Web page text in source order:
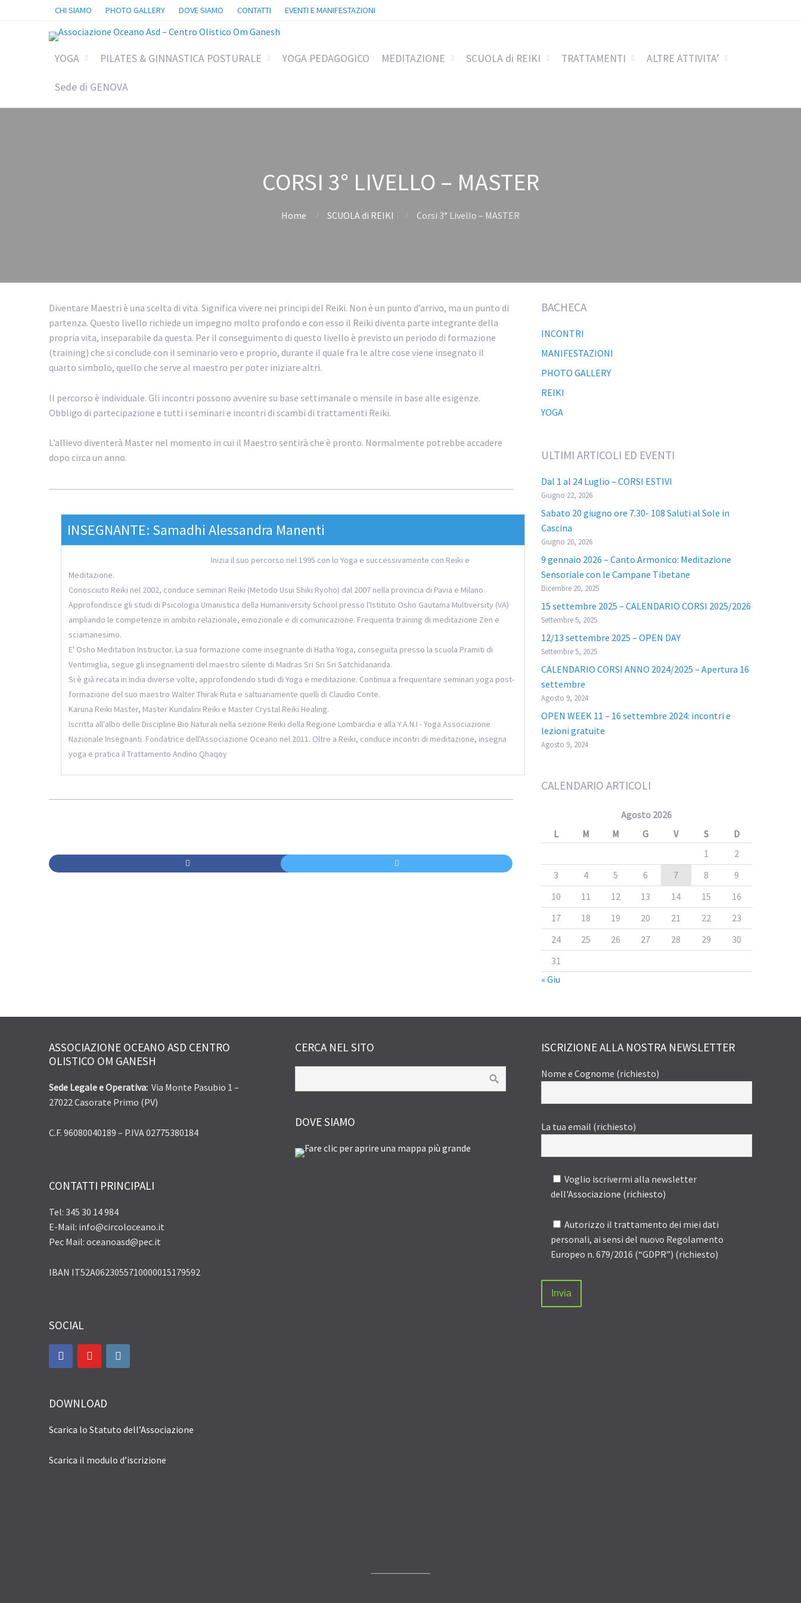
CHI SIAMO PHOTO GALLERY DOVE SIAMO CONTATTI EVENTI E MANIFESTAZIONI
YOGA PILATES & GINNASTICA POSTURALE YOGA PEDAGOGICO MEDITAZIONE SCUOLA di REIKI TRATTAMENTI ALTRE ATTIVITA’
Sede di GENOVA
CORSI 3° LIVELLO – MASTER
Home SCUOLA di REIKI Corsi 3° Livello – MASTER
Diventare Maestri è una scelta di vita. Significa vivere nei principi del Reiki. Non è un punto d’arrivo, ma un punto di
partenza. Questo livello richiede un impegno molto profondo e con esso il Reiki diventa parte integrante della
propria vita, inseparabile da questa. Per il conseguimento di questo livello è previsto un periodo di formazione
(training) che si conclude con il seminario vero e proprio, durante il quale fra le altre cose viene insegnato il
quarto simbolo, quello che serve al maestro per poter iniziare altri.
Il percorso è individuale. Gli incontri possono avvenire su base settimanale o mensile in base alle esigenze.
Obbligo di partecipazione e tutti i seminari e incontri di scambi di trattamenti Reiki.
L’allievo diventerà Master nel momento in cui il Maestro sentirà che è pronto. Normalmente potrebbe accadere
dopo circa un anno.
INSEGNANTE: Samadhi Alessandra Manenti
Inizia il suo percorso nel 1995 con lo Yoga e successivamente con Reiki e
Meditazione.
Conosciuto Reiki nel 2002, conduce seminari Reiki (Metodo Usui Shiki Ryoho) dal 2007 nella provincia di Pavia e Milano.
Approfondisce gli studi di Psicologia Umanistica della Humaniversity School presso l'Istituto Osho Gautama Multiversity (VA)
ampliando le competenze in ambito relazionale, emozionale e di comunicazione. Frequenta training di meditazione Zen e
sciamanesimo.
E' Osho Meditation Instructor. La sua formazione come insegnante di Hatha Yoga, conseguita presso la scuola Pramiti di
Ventimiglia, segue gli insegnamenti del maestro silente di Madras Sri Sri Sri Satchidananda.
Si è già recata in India diverse volte, approfondendo studi di Yoga e meditazione. Continua a frequentare seminari yoga post-
formazione del suo maestro Walter Thirak Ruta e saltuariamente quelli di Claudio Conte.
Karuna Reiki Master, Master Kundalini Reiki e Master Crystal Reiki Healing.
Iscritta all'albo delle Discipline Bio Naturali nella sezione Reiki della Regione Lombardia e alla Y.A.N.I - Yoga Associazione
Nazionale Insegnanti. Fondatrice dell'Associazione Oceano nel 2011. Oltre a Reiki, conduce incontri di meditazione, insegna
yoga e pratica il Trattamento Andino Qhaqoy
BACHECA
INCONTRI
MANIFESTAZIONI
PHOTO GALLERY
REIKI
YOGA
ULTIMI ARTICOLI ED EVENTI
Dal 1 al 24 Luglio – CORSI ESTIVI
Giugno 22, 2026
Sabato 20 giugno ore 7.30- 108 Saluti al Sole in
Cascina
Giugno 20, 2026
9 gennaio 2026 – Canto Armonico: Meditazione
Sensoriale con le Campane Tibetane
Dicembre 20, 2025
15 settembre 2025 – CALENDARIO CORSI 2025/2026
Settembre 5, 2025
12/13 settembre 2025 – OPEN DAY
Settembre 5, 2025
CALENDARIO CORSI ANNO 2024/2025 – Apertura 16
settembre
Agosto 9, 2024
OPEN WEEK 11 – 16 settembre 2024: incontri e
lezioni gratuite
Agosto 9, 2024
CALENDARIO ARTICOLI
Agosto 2026
L
M M G V S
D
1
2
3
4 5 6 7 8
9
10
11 12 13 14 15
16
17
18 19 20 21 22
23
24
25 26 27 28 29
30
31
« Giu
ASSOCIAZIONE OCEANO ASD CENTRO
OLISTICO OM GANESH
Sede Legale e Operativa: Via Monte Pasubio 1 –
27022 Casorate Primo (PV)
C.F. 96080040189 – P.IVA 02775380184
CONTATTI PRINCIPALI
Tel: 345 30 14 984
E-Mail: info@circoloceano.it
Pec Mail: oceanoasd@pec.it
IBAN IT52A0623055710000015179592
SOCIAL
DOWNLOAD
Scarica lo Statuto dell’Associazione
Scarica il modulo d’iscrizione
CERCA NEL SITO
DOVE SIAMO
ISCRIZIONE ALLA NOSTRA NEWSLETTER
Nome e Cognome (richiesto)
La tua email (richiesto)
Voglio iscrivermi alla newsletter
dell'Associazione (richiesto)
Autorizzo il trattamento dei miei dati
personali, ai sensi del nuovo Regolamento
Europeo n. 679/2016 (“GDPR”) (richiesto)